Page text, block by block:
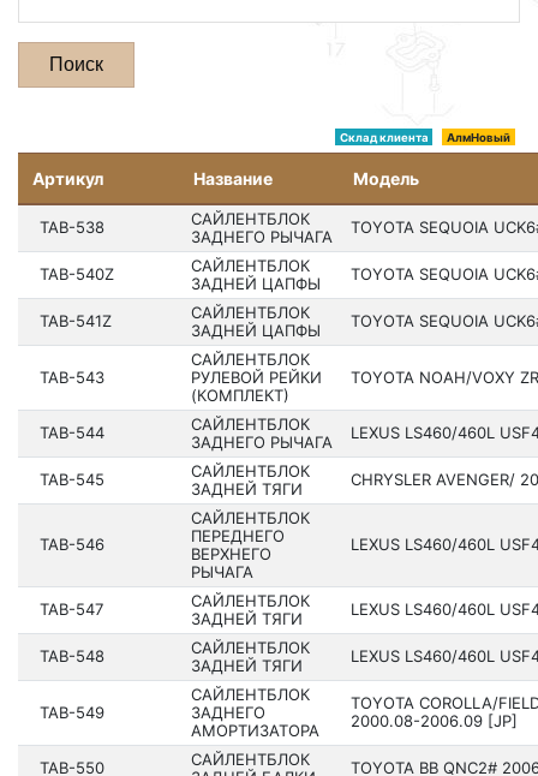
Поиск
Склад клиента АлмНовый
Артикул Название Модель
TAB-538
САЙЛЕНТБЛОК
ЗАДНЕГО РЫЧАГА
TOYOTA SEQUOIA
TAB-540Z
САЙЛЕНТБЛОК
ЗАДНЕЙ ЦАПФЫ
TOYOTA SEQUOIA
TAB-541Z
САЙЛЕНТБЛОК
ЗАДНЕЙ ЦАПФЫ
TOYOTA SEQUOIA
TAB-543
САЙЛЕНТБЛОК
РУЛЕВОЙ РЕЙКИ
(КОМПЛЕКТ)
TOYOTA NOAH/VOXY
TAB-544
САЙЛЕНТБЛОК
ЗАДНЕГО РЫЧАГА
LEXUS LS460/460L
TAB-545
САЙЛЕНТБЛОК
ЗАДНЕЙ ТЯГИ
CHRYSLER AVENGER/
TAB-546
САЙЛЕНТБЛОК
ПЕРЕДНЕГО
ВЕРХНЕГО
РЫЧАГА
LEXUS LS460/460L
TAB-547
САЙЛЕНТБЛОК
ЗАДНЕЙ ТЯГИ
LEXUS LS460/460L
TAB-548
САЙЛЕНТБЛОК
ЗАДНЕЙ ТЯГИ
LEXUS LS460/460L
TAB-549
САЙЛЕНТБЛОК
ЗАДНЕГО
АМОРТИЗАТОРА
TOYOTA COROLLA/
2000.08-2006.09 [JP]
TAB-550
САЙЛЕНТБЛОК
TOYOTA BB QNC2#